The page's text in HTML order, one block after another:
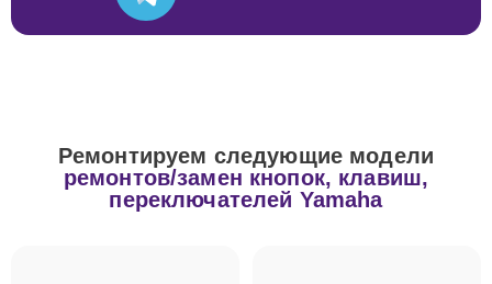
Ремонтируем следующие модели
ремонтов/замен кнопок, клавиш,
переключателей Yamaha